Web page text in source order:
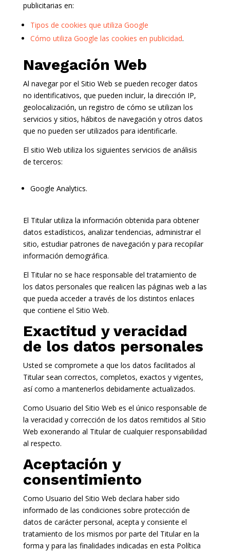
publicitarias en:
Tipos de cookies que utiliza Google
Cómo utiliza Google las cookies en publicidad.
Navegación Web
Al navegar por el Sitio Web se pueden recoger datos
no identificativos, que pueden incluir, la dirección IP,
geolocalización, un registro de cómo se utilizan los
servicios y sitios, hábitos de navegación y otros datos
que no pueden ser utilizados para identificarle.
El sitio Web utiliza los siguientes servicios de análisis
de terceros:
Google Analytics.
El Titular utiliza la información obtenida para obtener
datos estadísticos, analizar tendencias, administrar el
sitio, estudiar patrones de navegación y para recopilar
información demográfica.
El Titular no se hace responsable del tratamiento de
los datos personales que realicen las páginas web a las
que pueda acceder a través de los distintos enlaces
que contiene el Sitio Web.
Exactitud y veracidad
de los datos personales
Usted se compromete a que los datos facilitados al
Titular sean correctos, completos, exactos y vigentes,
así como a mantenerlos debidamente actualizados.
Como Usuario del Sitio Web es el único responsable de
la veracidad y corrección de los datos remitidos al Sitio
Web exonerando al Titular de cualquier responsabilidad
al respecto.
Aceptación y
consentimiento
Como Usuario del Sitio Web declara haber sido
informado de las condiciones sobre protección de
datos de carácter personal, acepta y consiente el
tratamiento de los mismos por parte del Titular en la
forma y para las finalidades indicadas en esta Política